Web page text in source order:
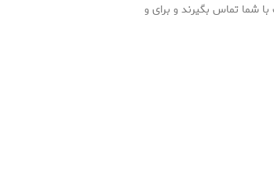
شما تماس بگیرند و برای و